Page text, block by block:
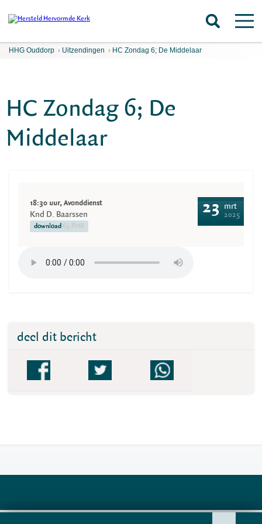
HHG Ouddorp › Uitzendingen › HC Zondag 6; De Middelaar
HC Zondag 6; De
Middelaar
18:30 uur, Avonddienst
Knd D. Baarssen
download 63.8MB
23 mrt
2025
deel dit bericht